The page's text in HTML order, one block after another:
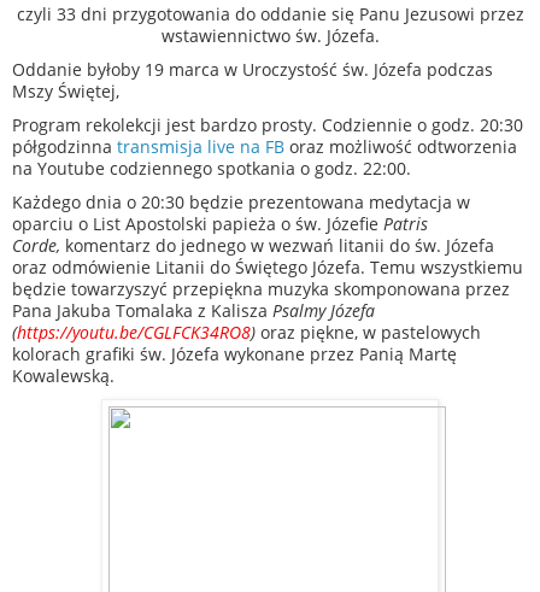
czyli 33 dni przygotowania do oddanie się Panu Jezusowi przez
wstawiennictwo św. Józefa.
Oddanie byłoby 19 marca w Uroczystość św. Józefa podczas
Mszy Świętej,
Program rekolekcji jest bardzo prosty. Codziennie o godz. 20:30
półgodzinna transmisja live na FB oraz możliwość odtworzenia
na Youtube codziennego spotkania o godz. 22:00.
Każdego dnia o 20:30 będzie prezentowana medytacja w
oparciu o List Apostolski papieża o św. Józefie Patris
Corde, komentarz do jednego w wezwań litanii do św. Józefa
oraz odmówienie Litanii do Świętego Józefa. Temu wszystkiemu
będzie towarzyszyć przepiękna muzyka skomponowana przez
Pana Jakuba Tomalaka z Kalisza Psalmy Józefa
(https://youtu.be/CGLFCK34RO8) oraz piękne, w pastelowych
kolorach grafiki św. Józefa wykonane przez Panią Martę
Kowalewską.